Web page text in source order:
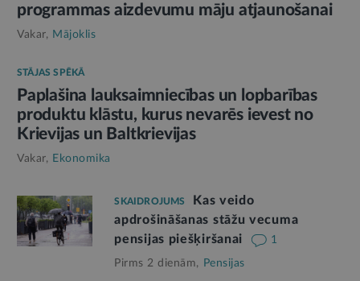
programmas aizdevumu māju atjaunošanai
Vakar, Mājoklis
STĀJAS SPĒKĀ
Paplašina lauksaimniecības un lopbarības
produktu klāstu, kurus nevarēs ievest no
Krievijas un Baltkrievijas
Vakar, Ekonomika
SKAIDROJUMS
Kas veido
apdrošināšanas stāžu vecuma
pensijas piešķiršanai
1
Pirms 2 dienām, Pensijas